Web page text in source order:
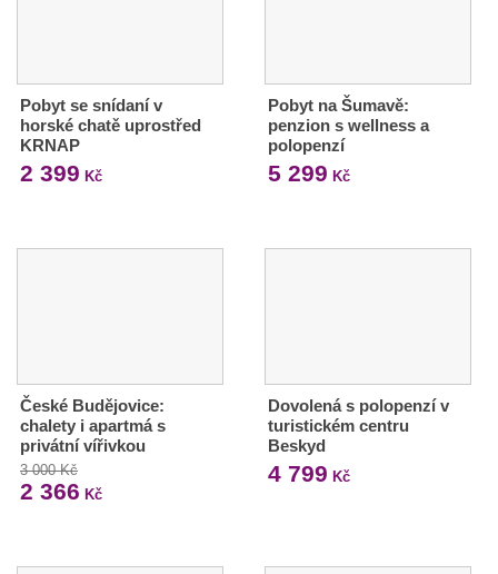
Pobyt se snídaní v
horské chatě uprostřed
KRNAP
2 399 Kč
Pobyt na Šumavě:
penzion s wellness a
polopenzí
5 299 Kč
České Budějovice:
chalety i apartmá s
privátní vířivkou
3 000 Kč
2 366 Kč
Dovolená s polopenzí v
turistickém centru
Beskyd
4 799 Kč